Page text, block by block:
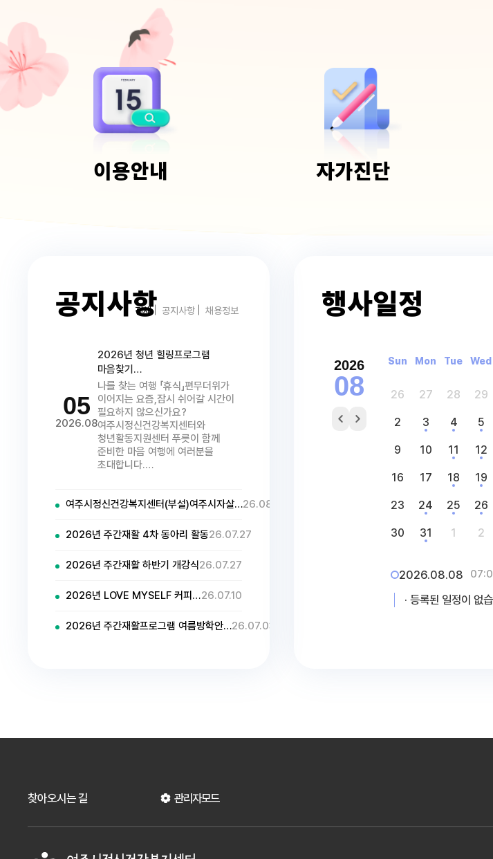
이용안내 자가진단
공지사항
전체 공지사항 채용정보
05
2026.08
2026년 청년 힐링프로그램
마음찾기…
나를 찾는 여행 「휴식」편무더위가
이어지는 요즘,잠시 쉬어갈 시간이
필요하지 않으신가요?
여주시정신건강복지센터와
청년활동지원센터 푸릇이 함께
준비한 마음 여행에 여러분을
초대합니다.…
여주시정신건강복지센터(부설)여주시자살…26.08.04
2026년 주간재활 4차 동아리 활동26.07.27
2026년 주간재활 하반기 개강식26.07.27
2026년 LOVE MYSELF 커피…26.07.10
2026년 주간재활프로그램 여름방학안…26.07.03
행사일정
2026
08
Sun Mon Tue Wed
26 27 28 29
2 3 4 5
9 10 11 12
16 17 18 19
23 24 25 26
30 31 1 2
2026.08.08
· 등록된 일정이 없
찾아오시는 길 관리자모드